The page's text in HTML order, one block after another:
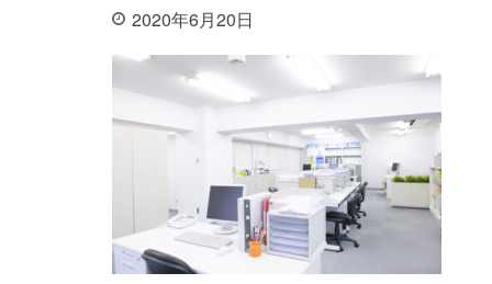
2020年6月20日